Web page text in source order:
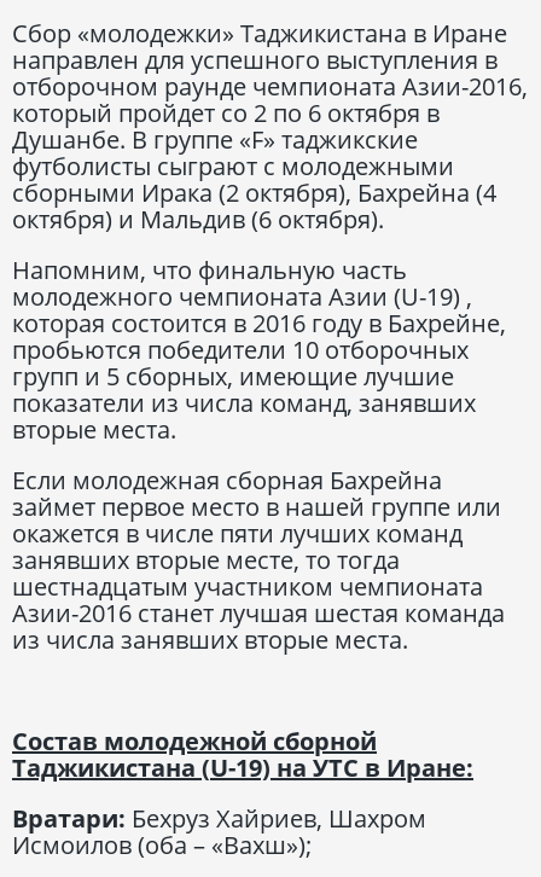
Сбор «молодежки» Таджикистана в Иране
направлен для успешного выступления в
отборочном раунде чемпионата Азии-2016,
который пройдет со 2 по 6 октября в
Душанбе. В группе «F» таджикские
футболисты сыграют с молодежными
сборными Ирака (2 октября), Бахрейна (4
октября) и Мальдив (6 октября).
Напомним, что финальную часть
молодежного чемпионата Азии (U-19) ,
которая состоится в 2016 году в Бахрейне,
пробьются победители 10 отборочных
групп и 5 сборных, имеющие лучшие
показатели из числа команд, занявших
вторые места.
Если молодежная сборная Бахрейна
займет первое место в нашей группе или
окажется в числе пяти лучших команд
занявших вторые месте, то тогда
шестнадцатым участником чемпионата
Азии-2016 станет лучшая шестая команда
из числа занявших вторые места.
Состав молодежной сборной
Таджикистана (U-19) на УТС в Иране:
Вратари: Бехруз Хайриев, Шахром
Исмоилов (оба – «Вахш»);